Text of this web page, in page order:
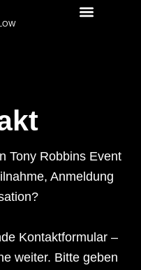
Tony Robbins Event
Anmeldung
Kontaktformular –
weiter. Bitte geben